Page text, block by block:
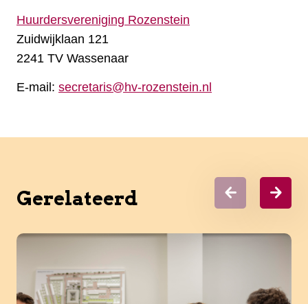
Huurdersvereniging Rozenstein
Zuidwijklaan 121
2241 TV Wassenaar
E-mail: secretaris@hv-rozenstein.nl
Gerelateerd